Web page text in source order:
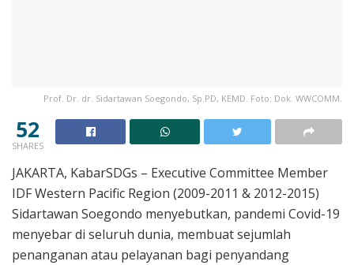
Prof. Dr. dr. Sidartawan Soegondo, Sp.PD, KEMD. Foto: Dok. WWCOMM.
52
SHARES
JAKARTA, KabarSDGs – Executive Committee Member
IDF Western Pacific Region (2009-2011 & 2012-2015)
Sidartawan Soegondo menyebutkan, pandemi Covid-19
menyebar di seluruh dunia, membuat sejumlah
penanganan atau pelayanan bagi penyandang